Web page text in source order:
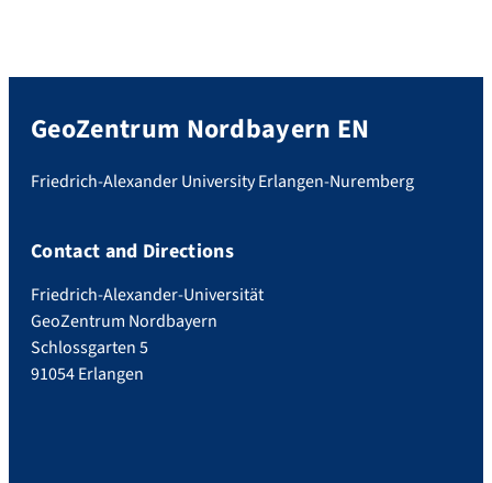
GeoZentrum Nordbayern EN
Friedrich-Alexander University Erlangen-Nuremberg
Contact and Directions
Friedrich-Alexander-Universität
GeoZentrum Nordbayern
Schlossgarten 5
91054 Erlangen